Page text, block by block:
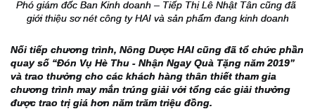
Phó giám đốc Ban Kinh doanh – Tiếp Thị Lê Nhật Tân cũng đã
giới thiệu sơ nét công ty HAI và sản phẩm đang kinh doanh
Nối tiếp chương trình, Nông Dược HAI cũng đã tổ chức phần
quay số “Đón Vụ Hè Thu - Nhận Ngay Quà Tặng năm 2019”
và trao thưởng cho các khách hàng thân thiết tham gia
chương trình may mắn trúng giải với tổng các giải thưởng
được trao trị giá hơn năm trăm triệu đồng.